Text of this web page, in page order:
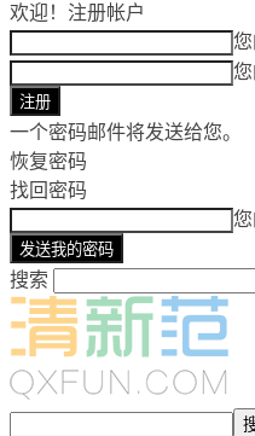
欢迎！ 注册帐户
一个密码邮件将发送给您。
恢复密码
找回密码
搜索